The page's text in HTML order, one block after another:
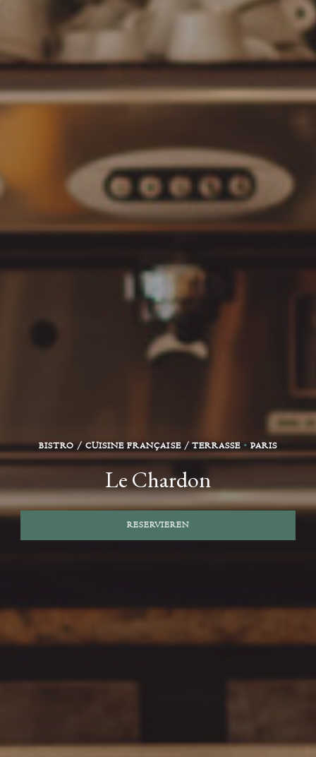
BISTRO / CUISINE FRANÇAISE / TERRASSE • PARIS
Le Chardon
RESERVIEREN